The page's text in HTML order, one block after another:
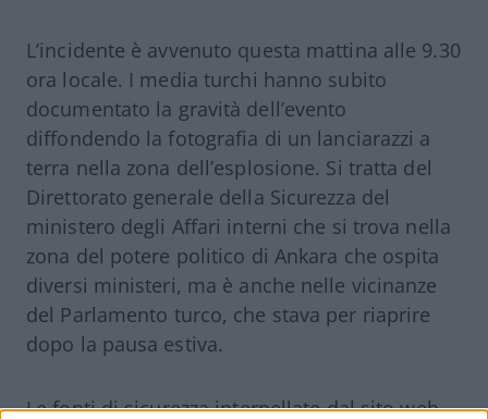
L’incidente è avvenuto questa mattina alle 9.30
ora locale. I media turchi hanno subito
documentato la gravità dell’evento
diffondendo la fotografia di un lanciarazzi a
terra nella zona dell’esplosione. Si tratta del
Direttorato generale della Sicurezza del
ministero degli Affari interni che si trova nella
zona del potere politico di Ankara che ospita
diversi ministeri, ma è anche nelle vicinanze
del Parlamento turco, che stava per riaprire
dopo la pausa estiva.
Le fonti di sicurezza interpellate dal sito web